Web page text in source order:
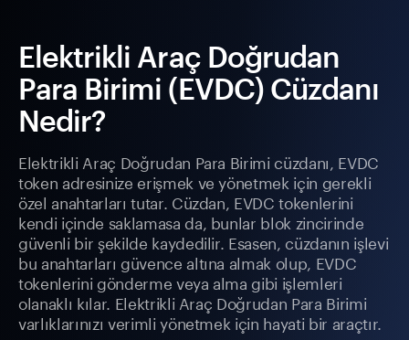
Elektrikli Araç Doğrudan
Para Birimi (EVDC) Cüzdanı
Nedir?
Elektrikli Araç Doğrudan Para Birimi cüzdanı, EVDC
token adresinize erişmek ve yönetmek için gerekli
özel anahtarları tutar. Cüzdan, EVDC tokenlerini
kendi içinde saklamasa da, bunlar blok zincirinde
güvenli bir şekilde kaydedilir. Esasen, cüzdanın işlevi
bu anahtarları güvence altına almak olup, EVDC
tokenlerini gönderme veya alma gibi işlemleri
olanaklı kılar. Elektrikli Araç Doğrudan Para Birimi
varlıklarınızı verimli yönetmek için hayati bir araçtır.